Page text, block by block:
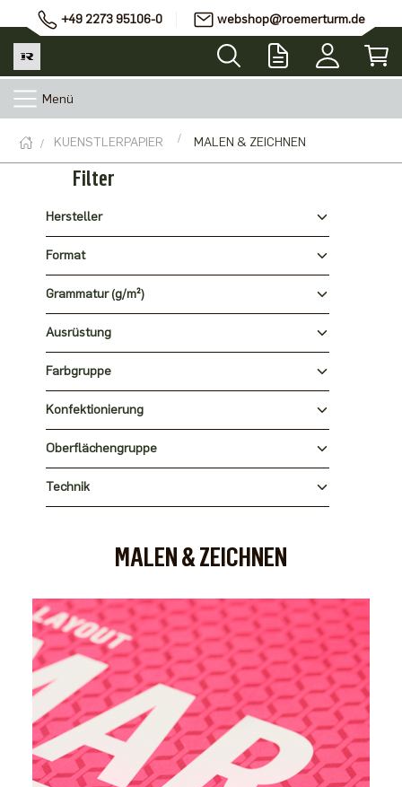
+49 2273 95106-0 webshop@roemerturm.de
Menü
KUENSTLERPAPIER MALEN & ZEICHNEN
Filter
Hersteller
Format
Grammatur (g/m²)
Ausrüstung
Farbgruppe
Konfektionierung
Oberflächengruppe
Technik
MALEN & ZEICHNEN